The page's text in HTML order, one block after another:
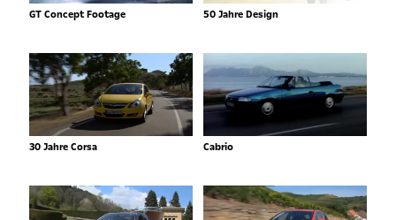
GT Concept Footage 50 Jahre Design
30 Jahre Corsa Cabrio